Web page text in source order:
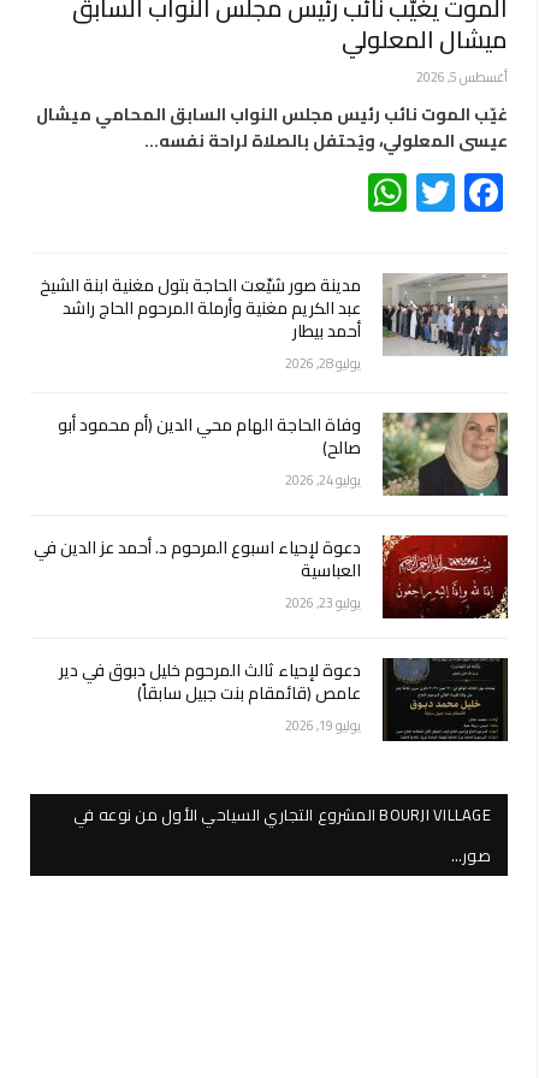
ميشال المعلولي
أغسطس 5, 2026
غيّب الموت نائب رئيس مجلس النواب السابق المحامي ميشال
عيسى المعلولي، ويُحتفل بالصلاة لراحة نفسه…
Facebook
Twitter
مدينة صور شيّعت الحاجة بتول مغنية ابنة الشيخ
عبد الكريم مغنية وأرملة المرحوم الحاج راشد
أحمد بيطار
يوليو 28, 2026
وفاة الحاجة الهام محي الدين (أم محمود أبو
صالح)
يوليو 24, 2026
دعوة لإحياء اسبوع المرحوم د. أحمد عز الدين في
العباسية
يوليو 23, 2026
دعوة لإحياء ثالث المرحوم خليل دبوق في دير
عامص (قائمقام بنت جبيل سابقاً)
يوليو 19, 2026
BOURJI VILLAGE المشروع التجاري السياحي الأول من نوعه في
صور…